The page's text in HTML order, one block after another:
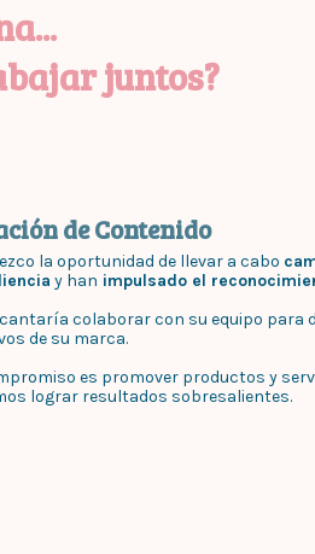
juntos?
de Contenido
la oportunidad de llevar a cabo
y han impulsado el
colaborar con su equipo para
de su marca.
es promover productos y
lograr resultados sobresalientes.